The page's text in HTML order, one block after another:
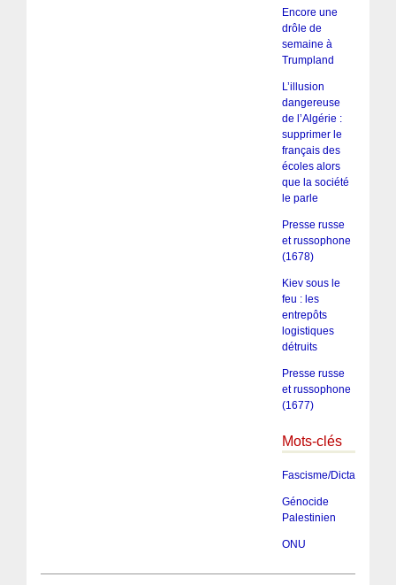
Encore une
drôle de
semaine à
Trumpland
L’illusion
dangereuse
de l’Algérie :
supprimer le
français des
écoles alors
que la société
le parle
Presse russe
et russophone
(1678)
Kiev sous le
feu : les
entrepôts
logistiques
détruits
Presse russe
et russophone
(1677)
Mots-clés
Fascisme/Dictature/
Génocide
Palestinien
ONU